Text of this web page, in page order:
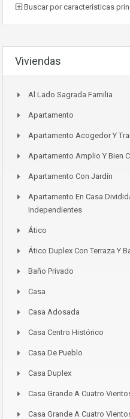
Buscar por características
Viviendas
Al Lado Sagrada Familia
Apartamento
Apartamento Acogedor Y
Apartamento Amplio Y Bien
Apartamento Con Jardín
Apartamento En Casa
Independientes
Ático
Ático Duplex Con Terraza Y
Baño Privado
Casa
Casa Adosada
Casa Centro Histórico
Casa De Pueblo
Casa Duplex
Casa Grande A Cuatro
Casa Grande A Cuatro